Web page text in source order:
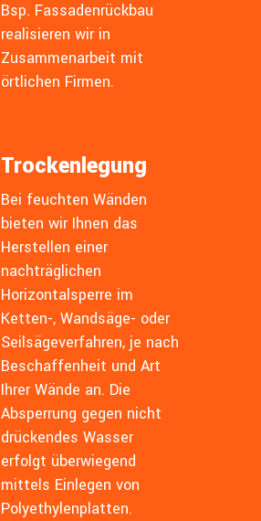
Bsp. Fassadenrückbau
realisieren wir in
Zusammenarbeit mit
örtlichen Firmen.
Trockenlegung
Bei feuchten Wänden
bieten wir Ihnen das
Herstellen einer
nachträglichen
Horizontalsperre im
Ketten-, Wandsäge- oder
Seilsägeverfahren, je nach
Beschaffenheit und Art
Ihrer Wände an. Die
Absperrung gegen nicht
drückendes Wasser
erfolgt überwiegend
mittels Einlegen von
Polyethylenplatten.